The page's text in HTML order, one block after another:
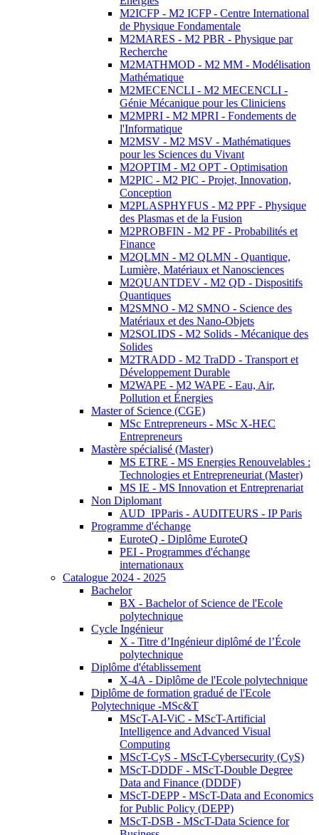
M2ICFP - M2 ICFP - Centre International
de Physique Fondamentale
M2MARES - M2 PBR - Physique par
Recherche
M2MATHMOD - M2 MM - Modélisation
Mathématique
M2MECENCLI - M2 MECENCLI -
Génie Mécanique pour les Cliniciens
M2MPRI - M2 MPRI - Fondements de
l'Informatique
M2MSV - M2 MSV - Mathématiques
pour les Sciences du Vivant
M2OPTIM - M2 OPT - Optimisation
M2PIC - M2 PIC - Projet, Innovation,
Conception
M2PLASPHYFUS - M2 PPF - Physique
des Plasmas et de la Fusion
M2PROBFIN - M2 PF - Probabilités et
Finance
M2QLMN - M2 QLMN - Quantique,
Lumière, Matériaux et Nanosciences
M2QUANTDEV - M2 QD - Dispositifs
Quantiques
M2SMNO - M2 SMNO - Science des
Matériaux et des Nano-Objets
M2SOLIDS - M2 Solids - Mécanique des
Solides
M2TRADD - M2 TraDD - Transport et
Développement Durable
M2WAPE - M2 WAPE - Eau, Air,
Pollution et Énergies
Master of Science (CGE)
MSc Entrepreneurs - MSc X-HEC
Entrepreneurs
Mastère spécialisé (Master)
MS ETRE - MS Energies Renouvelables :
Technologies et Entrepreneuriat (Master)
MS IE - MS Innovation et Entreprenariat
Non Diplomant
AUD_IPParis - AUDITEURS - IP Paris
Programme d'échange
EuroteQ - Diplôme EuroteQ
PEI - Programmes d'échange
internationaux
Catalogue 2024 - 2025
Bachelor
BX - Bachelor of Science de l'Ecole
polytechnique
Cycle Ingénieur
X - Titre d’Ingénieur diplômé de l’École
polytechnique
Diplôme d'établissement
X-4A - Diplôme de l'Ecole polytechnique
Diplôme de formation gradué de l'Ecole
Polytechnique -MSc&T
MScT-AI-ViC - MScT-Artificial
Intelligence and Advanced Visual
Computing
MScT-CyS - MScT-Cybersecurity (CyS)
MScT-DDDF - MScT-Double Degree
Data and Finance (DDDF)
MScT-DEPP - MScT-Data and Economics
for Public Policy (DEPP)
MScT-DSB - MScT-Data Science for